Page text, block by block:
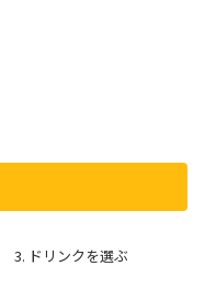
3. ドリンクを選ぶ